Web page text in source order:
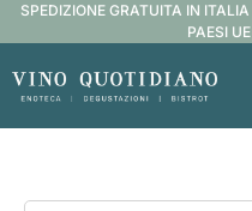
SPEDIZIONE GRATUITA IN
PAESI